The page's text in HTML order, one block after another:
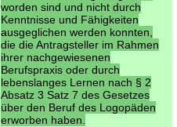
worden sind und nicht durch
Kenntnisse und Fähigkeiten
ausgeglichen werden konnten,
die die Antragsteller im Rahmen
ihrer nachgewiesenen
Berufspraxis oder durch
lebenslanges Lernen nach § 2
Absatz 3 Satz 7 des Gesetzes
über den Beruf des Logopäden
erworben haben.